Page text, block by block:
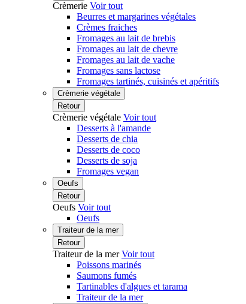
Crèmerie Voir tout
Beurres et margarines végétales
Crèmes fraiches
Fromages au lait de brebis
Fromages au lait de chevre
Fromages au lait de vache
Fromages sans lactose
Fromages tartinés, cuisinés et apéritifs
Crèmerie végétale
Retour
Crèmerie végétale Voir tout
Desserts à l'amande
Desserts de chia
Desserts de coco
Desserts de soja
Fromages vegan
Oeufs
Retour
Oeufs Voir tout
Oeufs
Traiteur de la mer
Retour
Traiteur de la merVoir tout
Poissons marinés
Saumons fumés
Tartinables d'algues et tarama
Traiteur de la mer